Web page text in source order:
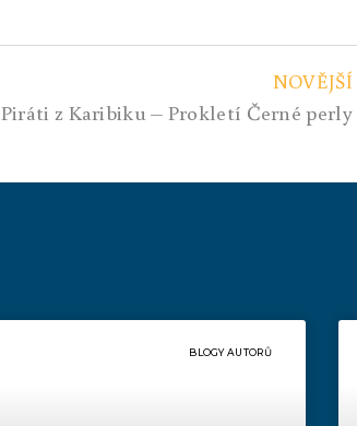
NOVĚJŠÍ
Piráti z Karibiku – Prokletí Černé perly
BLOGY AUTORŮ